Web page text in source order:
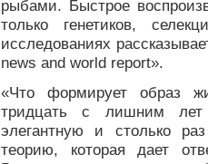
рыбами. Быстрое
только генетиков,
исследованиях
news and world report».
«Что формирует образ
тридцать с лишним
элегантную и столько
теорию, которая дает